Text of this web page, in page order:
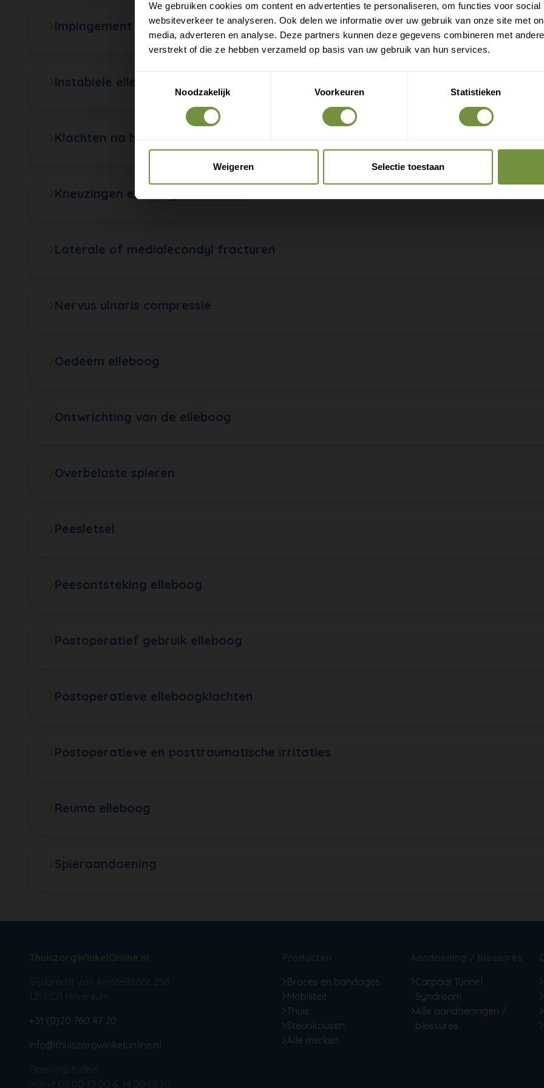
We gebruiken cookies om content en advertenties te personaliseren, om functies voor
websiteverkeer te analyseren. Ook delen we informatie over uw gebruik van onze site met
media, adverteren en analyse. Deze partners kunnen deze gegevens combineren met
verstrekt of die ze hebben verzameld op basis van uw gebruik van hun services.
Toestemmingsselectie
Noodzakelijk
Voorkeuren Statistieken
Weigeren Selectie toestaan
Impingement
Instabiele elleboog
Klachten na hyperextensietrauma
Kneuzingen elleboog
Laterale of medialecondyl fracturen
Nervus ulnaris compressie
Oedeem elleboog
Ontwrichting van de elleboog
Overbelaste spieren
Peesletsel
Peesontsteking elleboog
Postoperatief gebruik elleboog
Postoperatieve elleboogklachten
Postoperatieve en posttraumatische irritaties
Reuma elleboog
Spieraandoening
+31 (0)20 760 47 20
info@thuiszorgwinkelonline.nl
Braces en bandages
Mobiliteit
Thuis
Steunkousen
Alle merken
Carpaal Tunnel
Syndroom
Alle aandoeningen /
blessures
Gratis verzending op je eerste bestelling
Nieuwe producten als eerste ontdekken
Deskundige tips over zorg en herstel
Exclusieve aanbiedingen voor abonnees
Claim gratis verzending